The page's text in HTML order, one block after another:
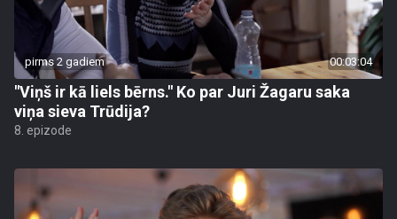
pirms 2 gadiem 00:03:04
"Viņš ir kā liels bērns." Ko par Juri Žagaru saka
viņa sieva Trūdija?
8. epizode